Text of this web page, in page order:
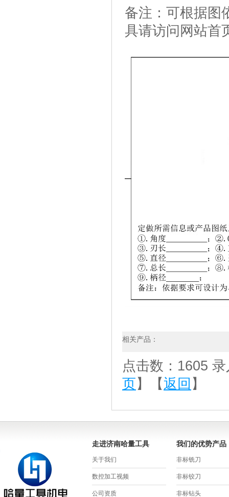
备注：可根据图
具请访问网站首
相关产品：
点击数：1605
页 】【返回 】
走进济南哈量工具
关于我们
数控加工视频
公司资质
我们的优势产品
非标铣刀
非标铰刀
非标钻头